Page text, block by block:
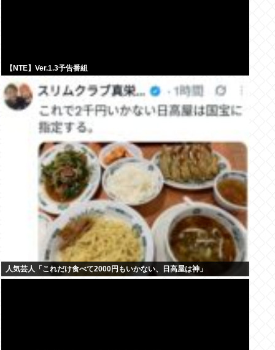
【NTE】Ver.1.3予告番組
人気芸人「これだけ食べて2000円もいかない、日高屋は神」